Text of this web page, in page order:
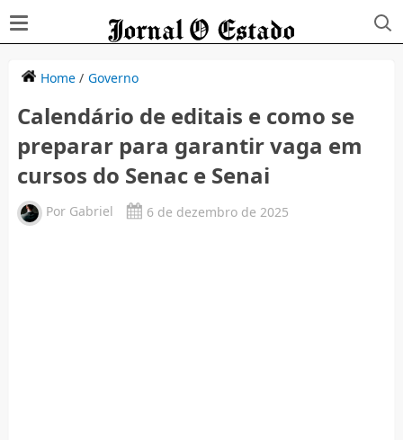
Home/ Governo
Calendário de editais e como se
preparar para garantir vaga em
cursos do Senac e Senai
Por Gabriel 6 de dezembro de 2025